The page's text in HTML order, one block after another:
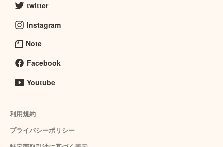
twitter
Instagram
Note
Facebook
Youtube
利用規約
プライバシーポリシー